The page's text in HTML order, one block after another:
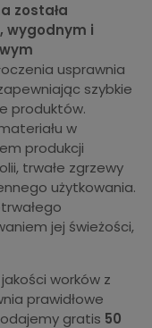
została
wygodnym i
usprawnia
szybkie
produktów.
w
produkcji
trwałe zgrzewy
użytkowania.
jej świeżości,
worków z
prawidłowe
gratis 50